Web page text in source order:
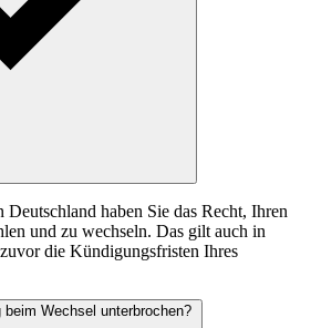
Deutschland haben Sie das Recht, Ihren
und zu wechseln. Das gilt auch in
die Kündigungsfristen Ihres
Wechsel unterbrochen?